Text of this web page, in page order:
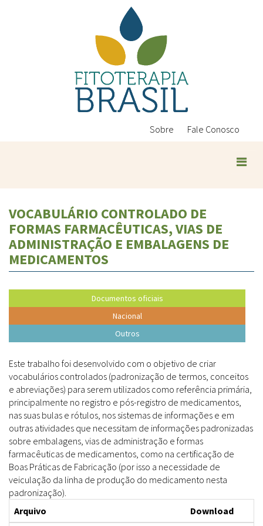
Sobre Fale Conosco
VOCABULÁRIO CONTROLADO DE
FORMAS FARMACÊUTICAS, VIAS DE
ADMINISTRAÇÃO E EMBALAGENS DE
MEDICAMENTOS
Documentos oficiais
Nacional
Outros
Este trabalho foi desenvolvido com o objetivo de criar
vocabulários controlados (padronização de termos, conceitos
e abreviações) para serem utilizados como referência primária,
principalmente no registro e pós-registro de medicamentos,
nas suas bulas e rótulos, nos sistemas de informações e em
outras atividades que necessitam de informações padronizadas
sobre embalagens, vias de administração e formas
farmacêuticas de medicamentos, como na certificação de
Boas Práticas de Fabricação (por isso a necessidade de
veiculação da linha de produção do medicamento nesta
padronização).
Arquivo
Download